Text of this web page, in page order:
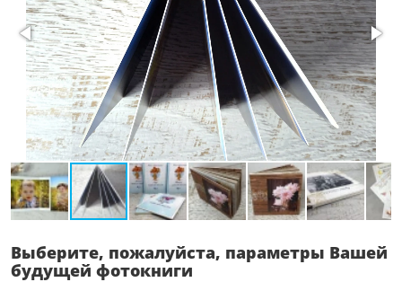
Выберите, пожалуйста, параметры Вашей
будущей фотокниги